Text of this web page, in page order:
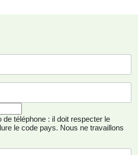
téléphone : il doit respecter le
le code pays. Nous ne travaillons